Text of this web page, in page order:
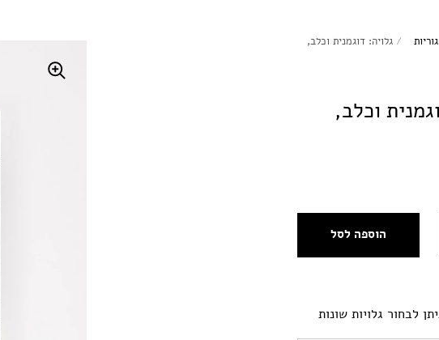
/ גלויה: דוגמנית וכלב,
וכלב,
הוספה לסל
לבחור גלויות שונות